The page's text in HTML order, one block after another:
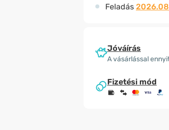
Feladás
Jóváírás
A vásárlással
Fizetési mód